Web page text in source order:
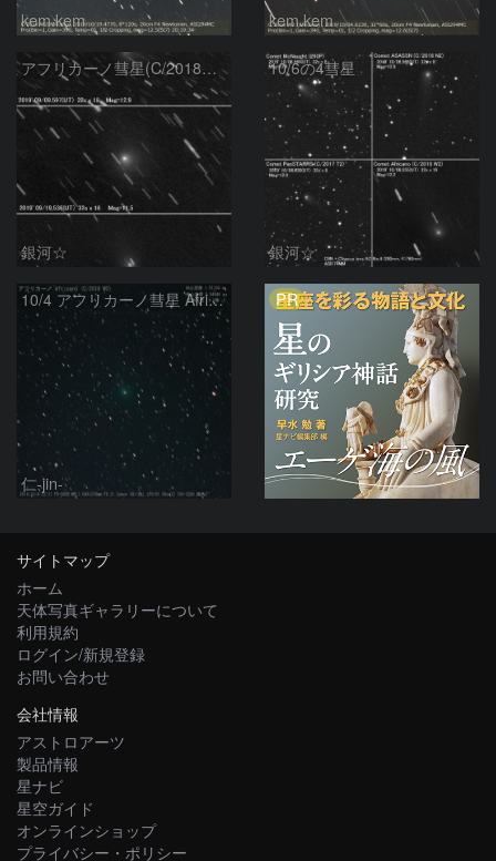
kem.kem kem.kem
アフリカーノ彗星(C/2018W2)の変化
銀河☆
10/6の4彗星
銀河☆
10/4 アフリカーノ彗星 Africano (C/2018 W2)
仁-jin-
PR
サイトマップ
ホーム
天体写真ギャラリーについて
利用規約
ログイン/新規登録
お問い合わせ
会社情報
アストロアーツ
製品情報
星ナビ
星空ガイド
オンラインショップ
プライバシー・ポリシー